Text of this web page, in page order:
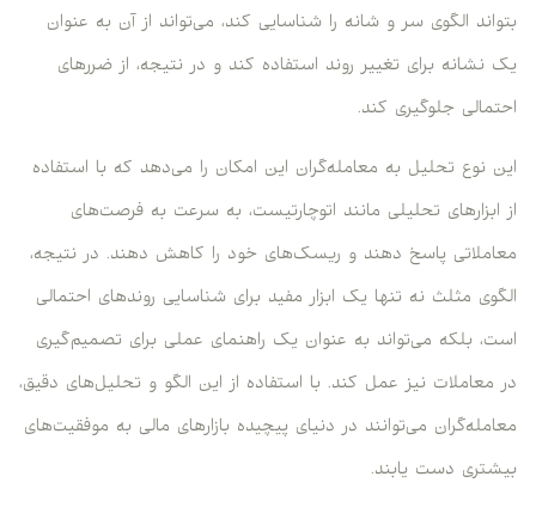
بتواند الگوی سر و شانه را شناسایی کند، می‌تواند از آن به عنوان
یک نشانه برای تغییر روند استفاده کند و در نتیجه، از ضررهای
احتمالی جلوگیری کند.
این نوع تحلیل به معامله‌گران این امکان را می‌دهد که با استفاده
از ابزارهای تحلیلی مانند اتوچارتیست، به سرعت به فرصت‌های
معاملاتی پاسخ دهند و ریسک‌های خود را کاهش دهند. در نتیجه،
الگوی مثلث نه تنها یک ابزار مفید برای شناسایی روندهای احتمالی
است، بلکه می‌تواند به عنوان یک راهنمای عملی برای تصمیم‌گیری
در معاملات نیز عمل کند. با استفاده از این الگو و تحلیل‌های دقیق،
معامله‌گران می‌توانند در دنیای پیچیده بازارهای مالی به موفقیت‌های
بیشتری دست یابند.